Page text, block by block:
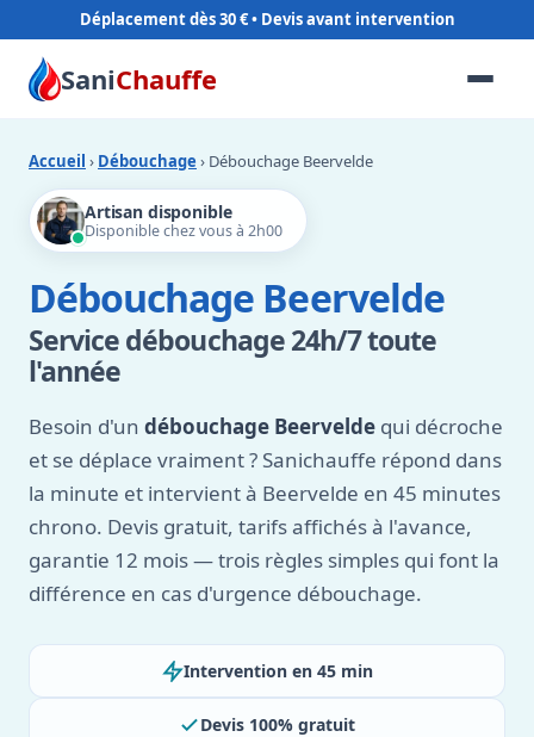
Déplacement dès 30 €
SaniChauffe
Accueil › Débouchage › Débouchage Beervelde
Artisan disponible
Disponible chez vous à 2h00
Débouchage Beervelde
Service débouchage 24h/7 toute
l'année
Besoin d'un débouchage Beervelde qui décroche
et se déplace vraiment ? Sanichauffe répond dans
la minute et intervient à Beervelde en 45 minutes
chrono. Devis gratuit, tarifs affichés à l'avance,
garantie 12 mois — trois règles simples qui font la
différence en cas d'urgence débouchage.
Intervention en 45 min
Devis 100% gratuit